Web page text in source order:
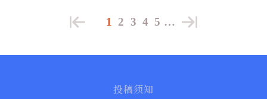
1 2 3 4 5 …
投稿须知